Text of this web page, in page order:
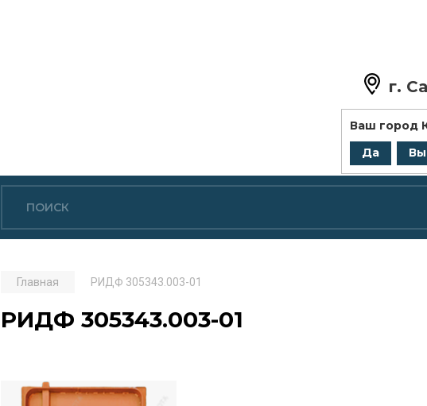
г.
Ваш город
Да
+7
Главная РИДФ 305343.003-01
РИДФ 305343.003-01